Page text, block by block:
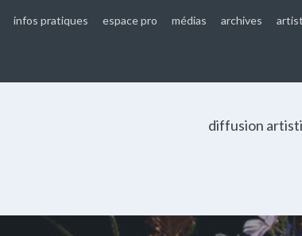
infos pratiques espace pro médias archives
diffusion